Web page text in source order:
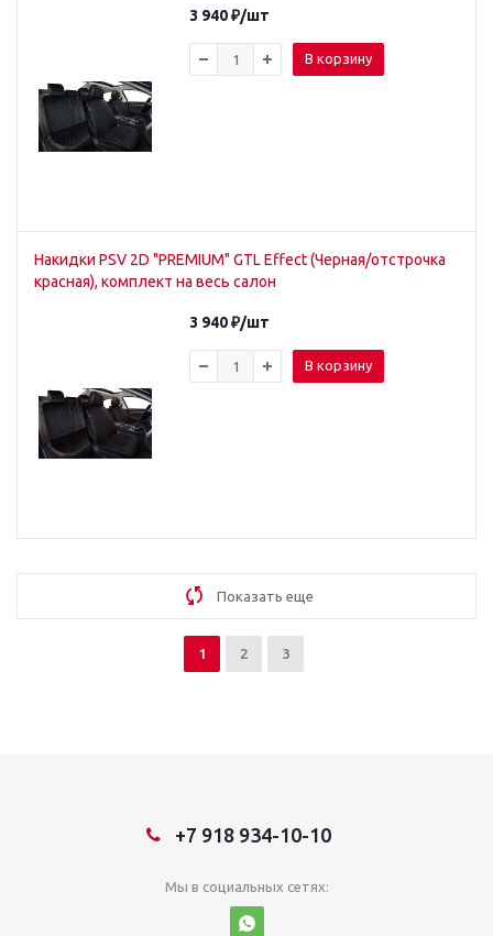
3 940₽/шт
В корзину
Накидки PSV 2D "PREMIUM" GTL Effect (Черная/отстрочка
красная), комплект на весь салон
3 940₽/шт
В корзину
Показать еще
1 2 3
+7 918 934-10-10
Мы в социальных сетях: